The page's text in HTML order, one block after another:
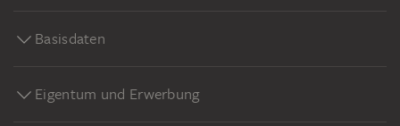
Basisdaten
Eigentum und Erwerbung